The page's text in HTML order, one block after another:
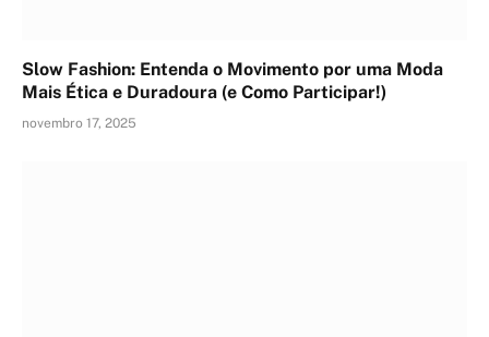
Slow Fashion: Entenda o Movimento por uma Moda
Mais Ética e Duradoura (e Como Participar!)
novembro 17, 2025